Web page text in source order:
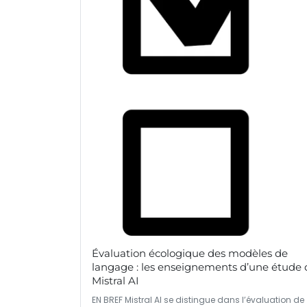
Évaluation écologique des modèles de
langage : les enseignements d’une étude
Mistral AI
EN BREF Mistral AI se distingue dans l’évaluation de